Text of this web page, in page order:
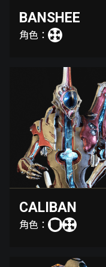
BANSHEE
角色：
CALIBAN
角色：